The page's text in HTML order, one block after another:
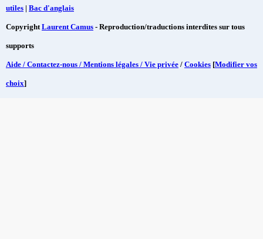
utiles | Bac d'anglais
CopyrightLaurent Camus - Reproduction/traductions interdites sur tous
supports
Aide / Contactez-nous / Mentions légales / Vie privée / Cookies [Modifier vos
choix]